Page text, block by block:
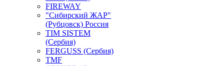
FIREWAY
"Сибирский ЖАР"
(Рубцовск) Россия
TIM SISTEM
(Сербия)
FERGUSS (Сербия)
TMF